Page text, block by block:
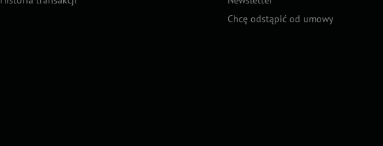
Chcę odstąpić od umowy